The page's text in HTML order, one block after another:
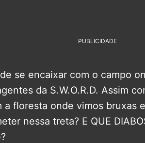
PUBLICIDADE
se encaixar com o campo
da S.W.O.R.D. Assim
a floresta onde vimos bruxas
nessa treta? E QUE